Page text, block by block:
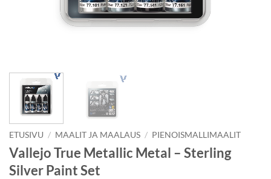
ETUSIVU / MAALIT JA MAALAUS / PIENOISMALLIMAALIT
Vallejo True Metallic Metal – Sterling
Silver Paint Set